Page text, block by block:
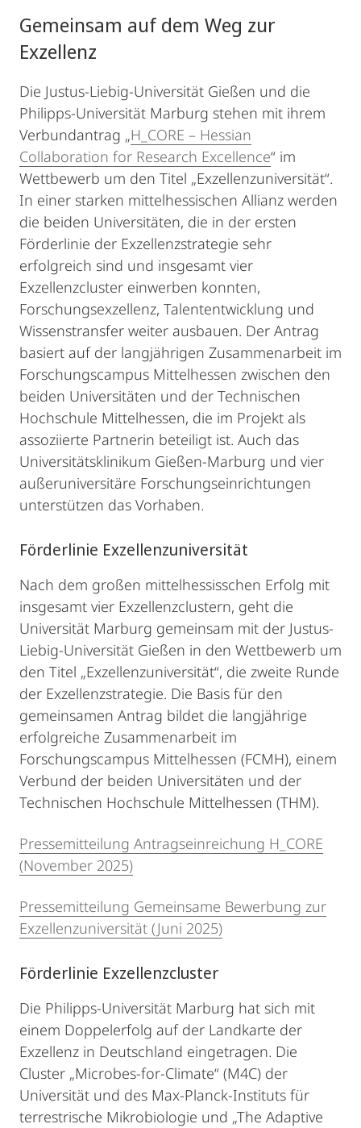
Gemeinsam auf dem Weg zur
Exzellenz
Die Justus-Liebig-Universität Gießen und die
Philipps-Universität Marburg stehen mit ihrem
Verbundantrag „H_CORE – Hessian
Collaboration for Research Excellence“ im
Wettbewerb um den Titel „Exzellenzuniversität“.
In einer starken mittelhessischen Allianz werden
die beiden Universitäten, die in der ersten
Förderlinie der Exzellenzstrategie sehr
erfolgreich sind und insgesamt vier
Exzellenzcluster einwerben konnten,
Forschungsexzellenz, Talententwicklung und
Wissenstransfer weiter ausbauen. Der Antrag
basiert auf der langjährigen Zusammenarbeit im
Forschungscampus Mittelhessen zwischen den
beiden Universitäten und der Technischen
Hochschule Mittelhessen, die im Projekt als
assoziierte Partnerin beteiligt ist. Auch das
Universitätsklinikum Gießen-Marburg und vier
außeruniversitäre Forschungseinrichtungen
unterstützen das Vorhaben.
Förderlinie Exzellenzuniversität
Nach dem großen mittelhessisschen Erfolg mit
insgesamt vier Exzellenzclustern, geht die
Universität Marburg gemeinsam mit der Justus-
Liebig-Universität Gießen in den Wettbewerb um
den Titel „Exzellenzuniversität“, die zweite Runde
der Exzellenzstrategie. Die Basis für den
gemeinsamen Antrag bildet die langjährige
erfolgreiche Zusammenarbeit im
Forschungscampus Mittelhessen (FCMH), einem
Verbund der beiden Universitäten und der
Technischen Hochschule Mittelhessen (THM).
Pressemitteilung Antragseinreichung H_CORE
(November 2025)
Pressemitteilung Gemeinsame Bewerbung zur
Exzellenzuniversität (Juni 2025)
Förderlinie Exzellenzcluster
Die Philipps-Universität Marburg hat sich mit
einem Doppelerfolg auf der Landkarte der
Exzellenz in Deutschland eingetragen. Die
Cluster „Microbes-for-Climate“ (M4C) der
Universität und des Max-Planck-Instituts für
terrestrische Mikrobiologie und „The Adaptive